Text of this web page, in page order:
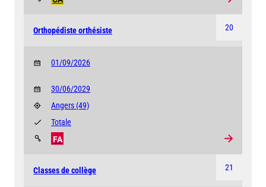
20
Orthopédiste orthésiste
01/09/2026
30/06/2029
Angers (49)
FA
Totale
21
Classes de collège